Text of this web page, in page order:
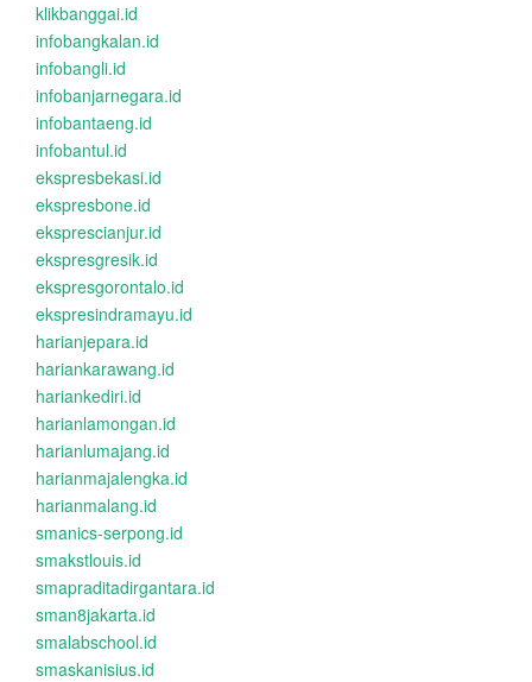
klikbanggai.id
infobangkalan.id
infobangli.id
infobanjarnegara.id
infobantaeng.id
infobantul.id
ekspresbekasi.id
ekspresbone.id
eksprescianjur.id
ekspresgresik.id
ekspresgorontalo.id
ekspresindramayu.id
harianjepara.id
hariankarawang.id
hariankediri.id
harianlamongan.id
harianlumajang.id
harianmajalengka.id
harianmalang.id
smanics-serpong.id
smakstlouis.id
smapraditadirgantara.id
sman8jakarta.id
smalabschool.id
smaskanisius.id